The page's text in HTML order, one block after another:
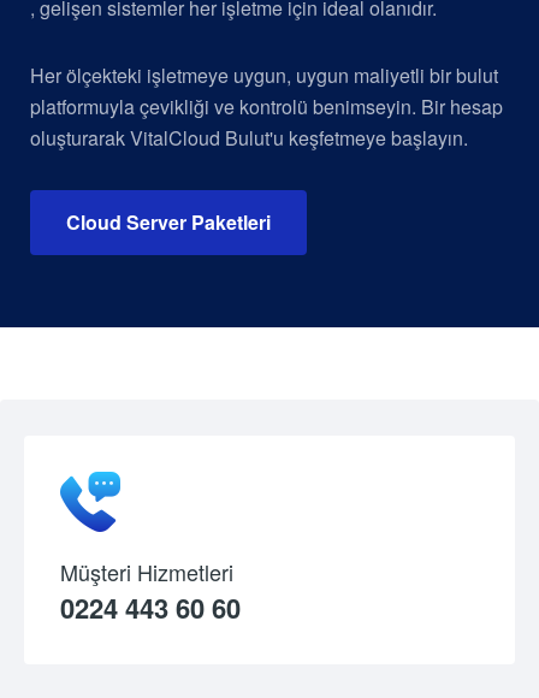
, gelişen sistemler her işletme için ideal olanıdır.
Her ölçekteki işletmeye uygun, uygun maliyetli bir bulut
platformuyla çevikliği ve kontrolü benimseyin. Bir hesap
oluşturarak VitalCloud Bulut'u keşfetmeye başlayın.
Cloud Server Paketleri
Müşteri Hizmetleri
0224 443 60 60